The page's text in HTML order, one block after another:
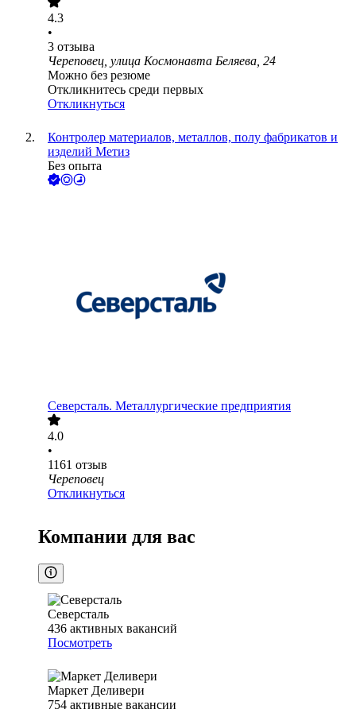
4.3
•
3 отзыва
Череповец, улица Космонавта Беляева, 24
Можно без резюме
Откликнитесь среди первых
Откликнуться
Контролер материалов, металлов, полу фабрикатов и
изделий Метиз
Без опыта
Северсталь. Металлургические предприятия
4.0
•
1161 отзыв
Череповец
Откликнуться
Компании для вас
Северсталь
436 активных вакансий
Посмотреть
Маркет Деливери
754 активные вакансии